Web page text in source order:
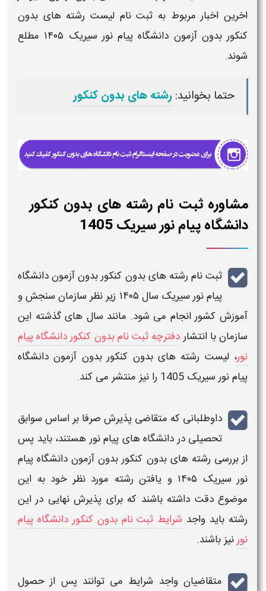
اخرین اخبار مربوط به ثبت نام لیست رشته های بدون
کنکور بدون آزمون دانشگاه پیام نور سیریک ۱۴۰۵ مطلع
شوند.
حتما بخوانید:رشته های بدون کنکور
مشاوره ثبت نام رشته های بدون کنکور
دانشگاه پیام نور سیریک 1405
ثبت نام رشته های بدون کنکور بدون آزمون دانشگاه
پیام نورسیریک سال ۱۴۰۵ زیر نظر سازمان سنجش و
آموزش کشور انجام می شود. مانند سال های گذشته این
سازمان با انتشاردفترچه ثبت نام بدون کنکور دانشگاه پیام
نور، لیست رشته های بدون کنکور بدون آزمون دانشگاه
پیام نورسیریک 1405 را نیز منتشر می کند.
داوطلبانی که متقاضی پذیرش صرفا بر اساس سوابق
تحصیلی دردانشگاه های پیام نور هستند، باید پس
از بررسی رشته های بدون کنکور بدون آزمون دانشگاه پیام
نور سیریک ۱۴۰۵ و یافتن رشته مورد نظر خود به این
موضوع دقت داشته باشند که برای پذیرش نهایی در این
رشته باید واجد شرایط ثبت نام بدون کنکور دانشگاه پیام
نورنیز باشند.
متقاضیان واجد شرایط می توانند پس از حصول